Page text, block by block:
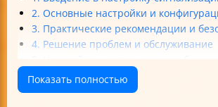
2. Основные настройки и
3. Практические рекомендации и
4. Решение проблем и обслуживание
Таблица основных команд и настроек
Итог
Показать полностью